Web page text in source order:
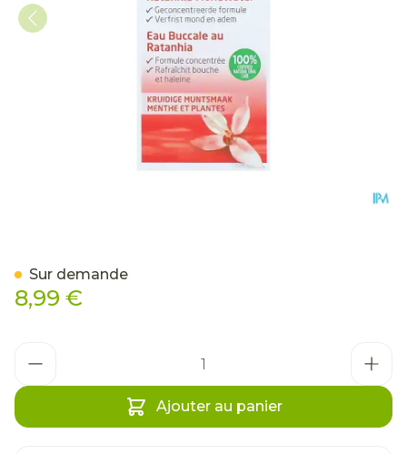
8,99 €
Ajouter au panier
Sur demande